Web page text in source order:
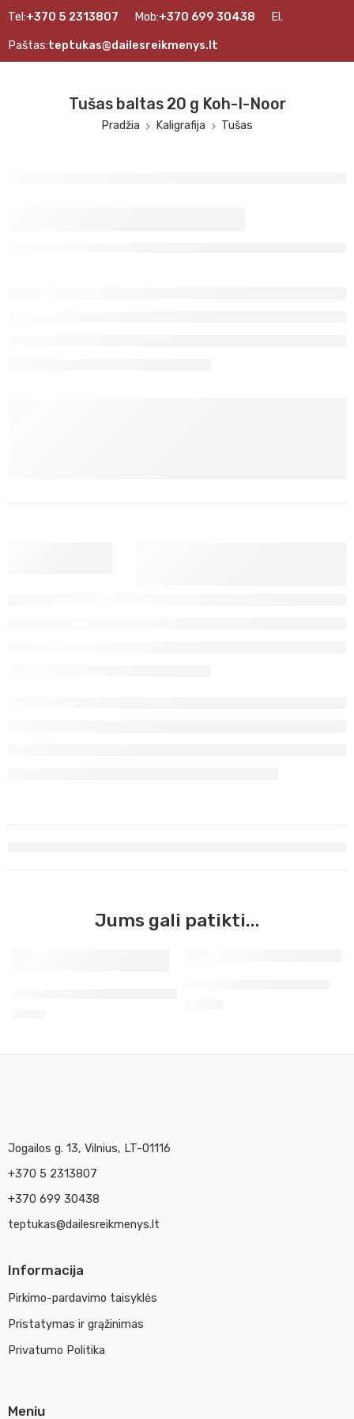
Tel:+370 5 2313807 Mob:+370 699 30438 El.
Paštas:teptukas@dailesreikmenys.lt
Tušas baltas 20 g Koh-I-Noor
Pradžia Kaligrafija Tušas
Jums gali patikti...
Jogailos g. 13, Vilnius, LT-01116
+370 5 2313807
+370 699 30438
teptukas@dailesreikmenys.lt
Informacija
Pirkimo-pardavimo taisyklės
Pristatymas ir grąžinimas
Privatumo Politika
Meniu